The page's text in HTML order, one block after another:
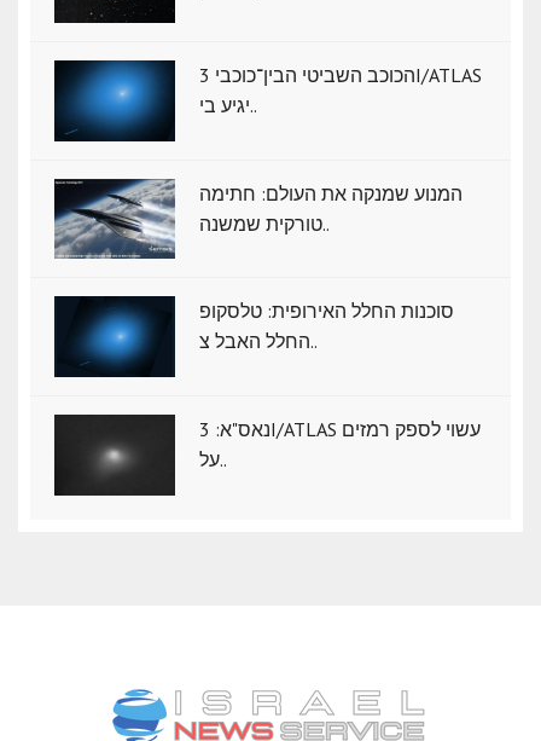
הכוכב השביטי הבין־כוכבי 3I/ATLAS
יגיע בי..
המנוע שמנקה את העולם: חתימה
טורקית שמשנה..
סוכנות החלל האירופית: טלסקופ
החלל האבל צ..
נאס"א: ‏3I/ATLAS עשוי לספק רמזים
על..